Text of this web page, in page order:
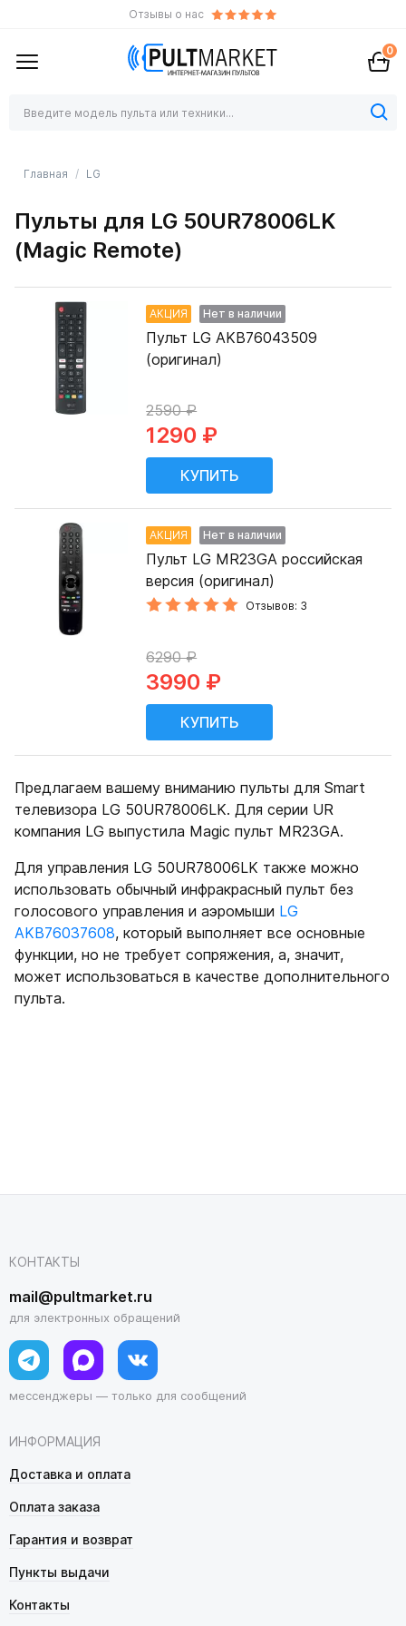
Отзывы о нас
0
Главная LG
Пульты для LG 50UR78006LK
(Magic Remote)
Предлагаем вашему вниманию пульты для Smart
телевизора LG 50UR78006LK. Для серии UR
компания LG выпустила Magic пульт MR23GA.
Для управления LG 50UR78006LK также можно
использовать обычный инфракрасный пульт без
голосового управления и аэромыши LG
AKB76037608, который выполняет все основные
функции, но не требует сопряжения, а, значит,
может использоваться в качестве дополнительного
пульта.
АКЦИЯ Нет в наличии
Пульт LG AKB76043509
(оригинал)
2590 ₽
1290 ₽
АКЦИЯ Нет в наличии
Пульт LG MR23GA российская
версия (оригинал)
Отзывов: 3
6290 ₽
3990 ₽
ИНФОРМАЦИЯ
Доставка и оплата
Оплата заказа
Гарантия и возврат
Пункты выдачи
Контакты
КОНТАКТЫ
mail@pultmarket.ru
для электронных обращений
мессенджеры — только для сообщений